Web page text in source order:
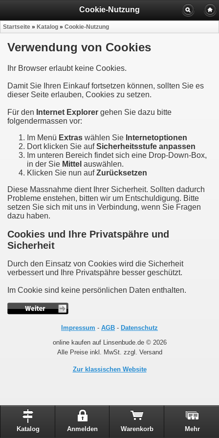
Cookie-Nutzung
Startseite » Katalog » Cookie-Nutzung
Verwendung von Cookies
Ihr Browser erlaubt keine Cookies.
Damit Sie Ihren Einkauf fortsetzen können, sollten Sie es
dieser Seite erlauben, Cookies zu setzen.
Für den Internet Explorer gehen Sie dazu bitte
folgendermassen vor:
Im Menü Extras wählen Sie Internetoptionen
Dort klicken Sie aufSicherheitsstufe anpassen
Im unteren Bereich findet sich eine Drop-Down-Box,
in der Sie Mittel auswählen.
Klicken Sie nun aufZurücksetzen
Diese Massnahme dient Ihrer Sicherheit. Sollten dadurch
Probleme enstehen, bitten wir um Entschuldigung. Bitte
setzen Sie sich mit uns in Verbindung, wenn Sie Fragen
dazu haben.
Cookies und Ihre Privatspähre und
Sicherheit
Durch den Einsatz von Cookies wird die Sicherheit
verbessert und Ihre Privatspähre besser geschützt.
Im Cookie sind keine persönlichen Daten enthalten.
Impressum - AGB - Datenschutz
online kaufen auf Linsenbude.de © 2026
Alle Preise inkl. MwSt. zzgl. Versand
Zur klassischen Website
Katalog Anmelden Warenkorb Mehr